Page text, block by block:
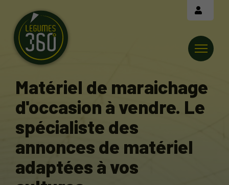
Matériel de maraichage
d'occasion à vendre. Le
spécialiste des
annonces de matériel
adaptées à vos